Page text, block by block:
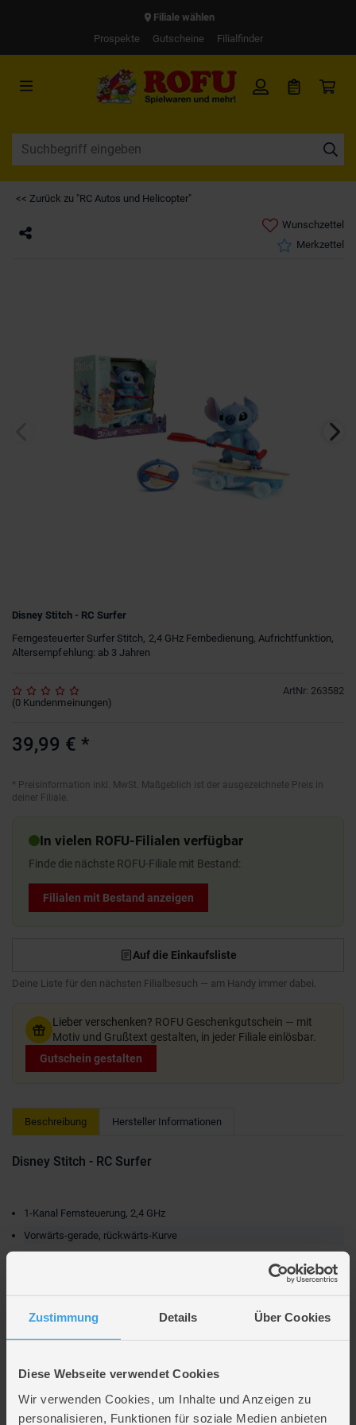
Zustimmung Details Über Cookies
Diese Webseite verwendet Cookies
Wir verwenden Cookies, um Inhalte und Anzeigen zu
personalisieren, Funktionen für soziale Medien anbieten
Filiale wählen
Prospekte
Gutscheine Filialfinder
<< Zurück zu "RC Autos und Helicopter"
Wunschzettel
Merkzettel
Disney Stitch - RC Surfer
Ferngesteuerter Surfer Stitch, 2,4 GHz Fernbedienung, Aufrichtfunktion,
Altersempfehlung: ab 3 Jahren
ArtNr: 263582
(0 Kundenmeinungen)
39,99 € *
* Preisinformation inkl. MwSt. Maßgeblich ist der ausgezeichnete Preis in
deiner Filiale.
In vielen ROFU-Filialen verfügbar
Finde die nächste ROFU-Filiale mit Bestand:
Filialen mit Bestand anzeigen
Auf die Einkaufsliste
Deine Liste für den nächsten Filialbesuch — am Handy immer dabei.
Lieber verschenken? ROFU Geschenkgutschein — mit
Motiv und Grußtext gestalten, in jeder Filiale einlösbar.
Gutschein gestalten
Beschreibung Hersteller Informationen
Disney Stitch - RC Surfer
1-Kanal Fernsteuerung, 2,4 GHz
Vorwärts-gerade, rückwärts-Kurve
Lieferumfang
Artikelmerkmale